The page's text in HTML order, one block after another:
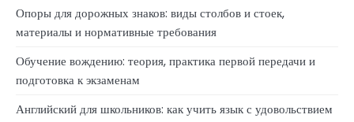
Опоры для дорожных знаков: виды столбов и стоек,
материалы и нормативные требования
Обучение вождению: теория, практика первой передачи и
подготовка к экзаменам
Английский для школьников: как учить язык с удовольствием